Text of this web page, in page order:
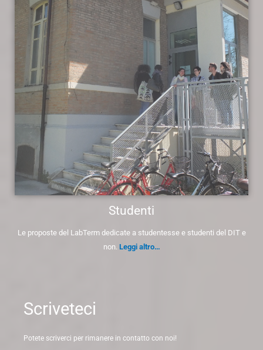
Studenti
Le proposte del LabTerm dedicate a studentesse e studenti del DIT e
non. Leggi altro…
Scriveteci
Potete scriverci per rimanere in contatto con noi!